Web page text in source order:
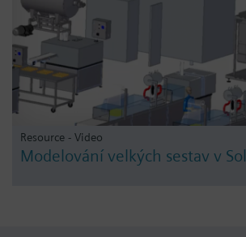
Resource - Video
Modelování velkých sestav v